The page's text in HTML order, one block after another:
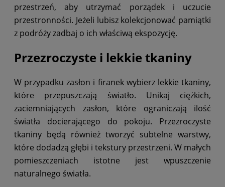
przestrzeń, aby utrzymać porządek i uczucie
przestronności. Jeżeli lubisz kolekcjonować pamiątki
z podróży zadbaj o ich właściwą ekspozycję.
Przezroczyste i lekkie tkaniny
W przypadku zasłon i firanek wybierz lekkie tkaniny,
które przepuszczają światło. Unikaj ciężkich,
zaciemniających zasłon, które ograniczają ilość
światła docierającego do pokoju. Przezroczyste
tkaniny będą również tworzyć subtelne warstwy,
które dodadzą głębi i tekstury przestrzeni. W małych
pomieszczeniach istotne jest wpuszczenie
naturalnego światła.